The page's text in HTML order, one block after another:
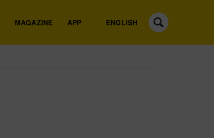
ENGLISH
MAGAZINE APP